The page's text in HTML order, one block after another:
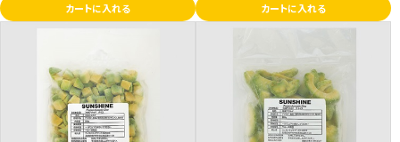
ペット用品
SHOP GUIDE
カートに入れる カートに入れる